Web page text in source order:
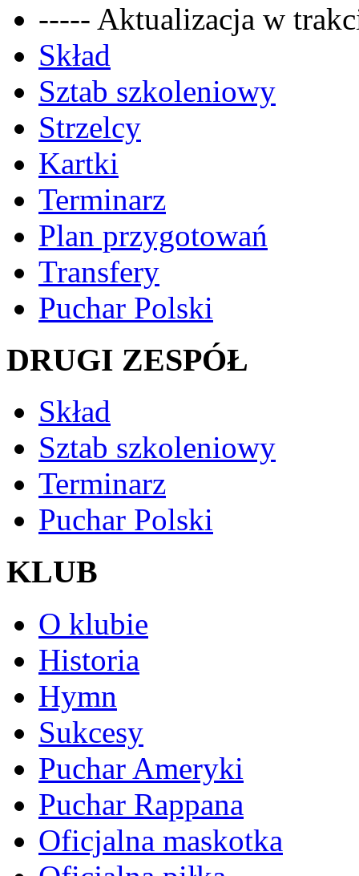
----- Aktualizacja w
Skład
Sztab szkoleniowy
Strzelcy
Kartki
Terminarz
Plan przygotowań
Transfery
Puchar Polski
DRUGI ZESPÓŁ
Skład
Sztab szkoleniowy
Terminarz
Puchar Polski
KLUB
O klubie
Historia
Hymn
Sukcesy
Puchar Ameryki
Puchar Rappana
Oficjalna maskotka